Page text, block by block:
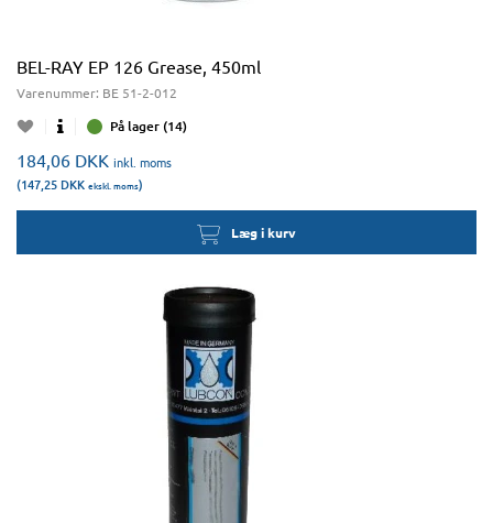
BEL-RAY EP 126 Grease, 450ml
Varenummer: BE 51-2-012
På lager (14)
184,06 DKK inkl. moms
(147,25 DKK ekskl. moms)
Læg i kurv